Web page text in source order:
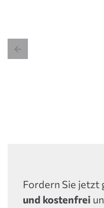

Fordern Sie jetzt
und kostenfrei